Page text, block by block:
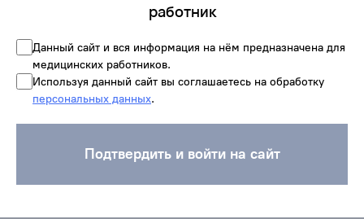
работник
Данный сайт и вся информация на нём предназначена для
медицинских работников.
Используя данный сайт вы соглашаетесь на обработку
персональных данных.
Подтвердить и войти на сайт